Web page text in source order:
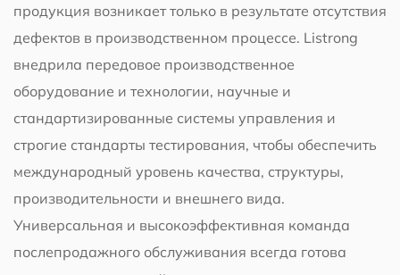
продукция возникает только в результате отсутствия
дефектов в производственном процессе. Listrong
внедрила передовое производственное
оборудование и технологии, научные и
стандартизированные системы управления и
строгие стандарты тестирования, чтобы обеспечить
международный уровень качества, структуры,
производительности и внешнего вида.
Универсальная и высокоэффективная команда
послепродажного обслуживания всегда готова